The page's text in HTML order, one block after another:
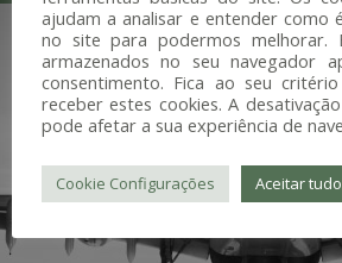
ajudam a analisar e entender como
no site para podermos melhorar.
armazenados no seu navegador
consentimento. Fica ao seu
receber estes cookies. A
pode afetar a sua experiência de
Cookie Configurações Aceitar tudo